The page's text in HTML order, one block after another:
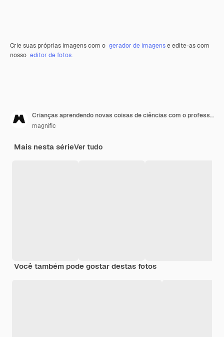
Crie suas próprias imagens com o gerador de imagense edite-as com
nosso editor de fotos.
Crianças aprendendo novas coisas de ciências com o professor do lado de fora
magnific
Mais nesta sérieVer tudo
Você também pode gostar destas fotos